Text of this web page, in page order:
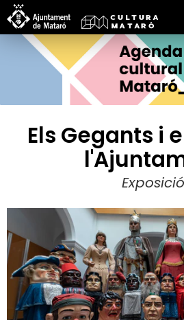
Els Gegants i
Exposició